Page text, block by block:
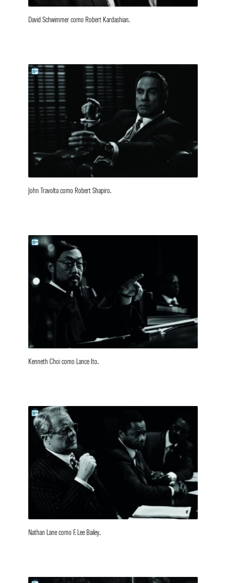
David Schwimmer como Robert Kardashian.
John Travolta como Robert Shapiro.
Kenneth Choi como Lance Ito.
Nathan Lane como F. Lee Bailey.